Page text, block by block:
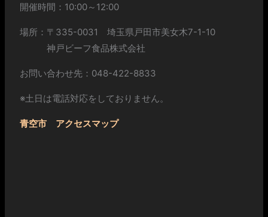
開催時間：10:00～12:00
場所：〒335-0031 埼玉県戸田市美女木7-1-10
神戸ビーフ食品株式会社
お問い合わせ先：048-422-8833
※土日は電話対応をしておりません。
青空市 アクセスマップ